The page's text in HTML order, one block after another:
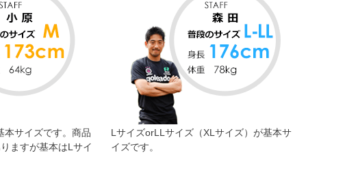
本サイズです。商品
ますが基本はLサイ
LサイズorLLサイズ（XLサイズ）が基本サ
イズです。